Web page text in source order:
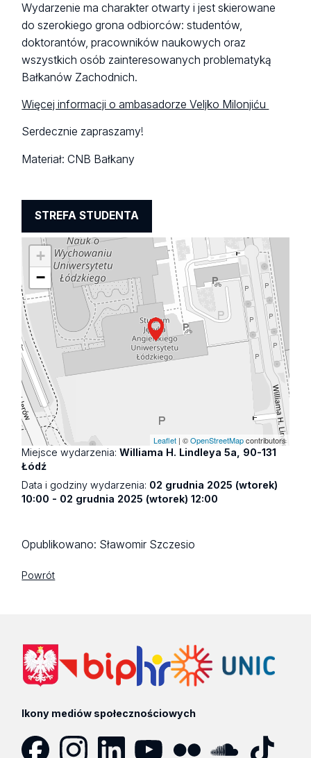
Wydarzenie ma charakter otwarty i jest skierowane
do szerokiego grona odbiorców: studentów,
doktorantów, pracowników naukowych oraz
wszystkich osób zainteresowanych problematyką
Bałkanów Zachodnich.
Więcej informacji o ambasadorze Veljko Milonjiću
Serdecznie zapraszamy!
Materiał: CNB Bałkany
STREFA STUDENTA
+
−
Leaflet| ©OpenStreetMapcontributors
Miejsce wydarzenia:Williama H. Lindleya 5a, 90-131
Łódź
Data i godziny wydarzenia: 02 grudnia 2025 (wtorek)
10:00 - 02 grudnia 2025 (wtorek) 12:00
Opublikowano: Sławomir Szczesio
Powrót
Ikony mediów społecznościowych